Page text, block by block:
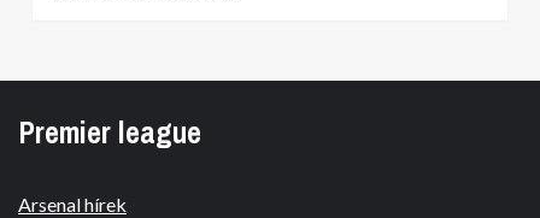
Premier league
Arsenal hírek